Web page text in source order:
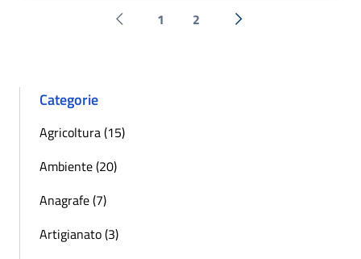
Pagina precedente
1 2 Successiva »
Categorie
Agricoltura (15)
Ambiente (20)
Anagrafe (7)
Artigianato (3)